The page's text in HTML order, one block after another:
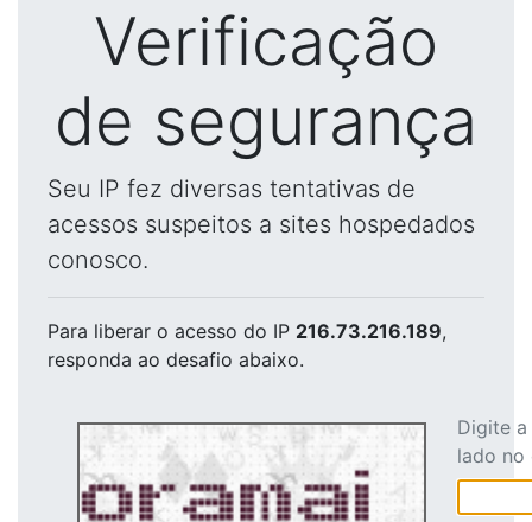
Verificação
de segurança
Seu IP fez diversas tentativas de
acessos suspeitos a sites hospedados
conosco.
Para liberar o acesso do IP 216.73.216.189,
responda ao desafio abaixo.
Digite
lado no